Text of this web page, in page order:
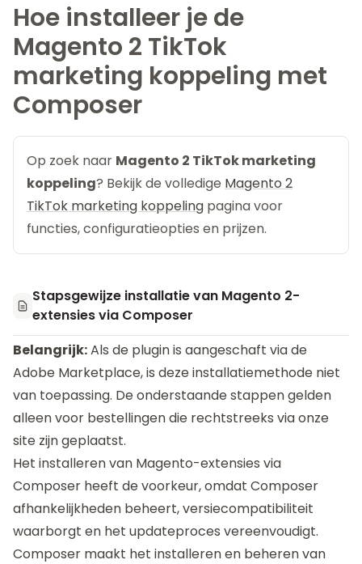
Hoe installeer je de
Magento 2 TikTok
marketing koppeling met
Composer
Op zoek naar Magento 2 TikTok marketing
koppeling? Bekijk de volledige Magento 2
TikTok marketing koppeling pagina voor
functies, configuratieopties en prijzen.
Stapsgewijze installatie van Magento 2-
extensies via Composer
Belangrijk:Als de plugin is aangeschaft via de
Adobe Marketplace, is deze installatiemethode niet
van toepassing. De onderstaande stappen gelden
alleen voor bestellingen die rechtstreeks via onze
site zijn geplaatst.
Het installeren van Magento-extensies via
Composer heeft de voorkeur, omdat Composer
afhankelijkheden beheert, versiecompatibiliteit
waarborgt en het updateproces vereenvoudigt.
Composer maakt het installeren en beheren van